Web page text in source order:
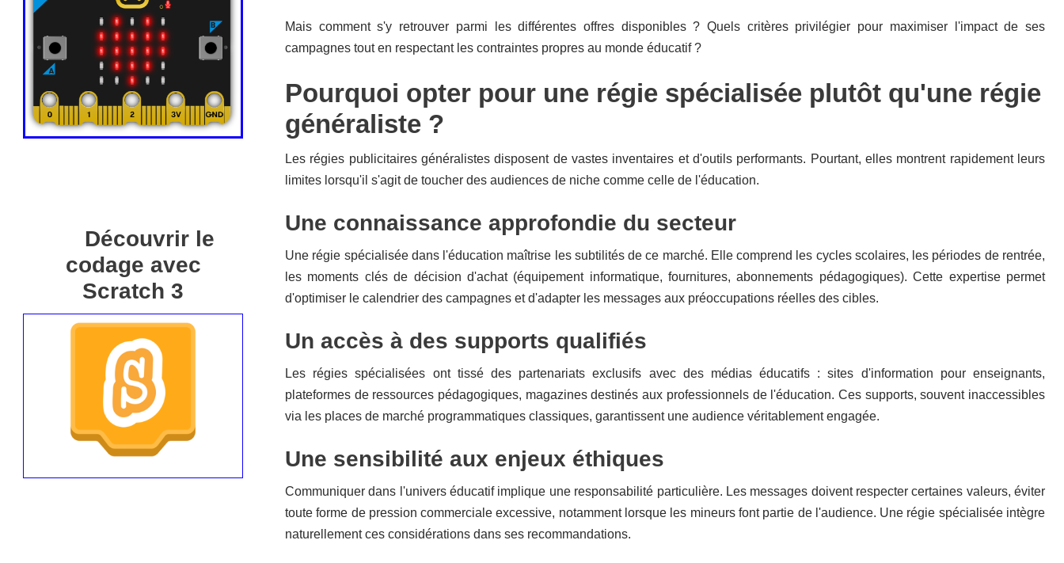
Découvrir le
codage avec
Scratch 3
Mais comment s'y retrouver parmi les différentes offres disponibles ? Quels critères privilégier pour maximiser l'impact de ses
campagnes tout en respectant les contraintes propres au monde éducatif ?
Pourquoi opter pour une régie spécialisée plutôt qu'une régie
généraliste ?
Les régies publicitaires généralistes disposent de vastes inventaires et d'outils performants. Pourtant, elles montrent rapidement leurs
limites lorsqu'il s'agit de toucher des audiences de niche comme celle de l'éducation.
Une connaissance approfondie du secteur
Une régie spécialisée dans l'éducation maîtrise les subtilités de ce marché. Elle comprend les cycles scolaires, les périodes de rentrée,
les moments clés de décision d'achat (équipement informatique, fournitures, abonnements pédagogiques). Cette expertise permet
d'optimiser le calendrier des campagnes et d'adapter les messages aux préoccupations réelles des cibles.
Un accès à des supports qualifiés
Les régies spécialisées ont tissé des partenariats exclusifs avec des médias éducatifs : sites d'information pour enseignants,
plateformes de ressources pédagogiques, magazines destinés aux professionnels de l'éducation. Ces supports, souvent inaccessibles
via les places de marché programmatiques classiques, garantissent une audience véritablement engagée.
Une sensibilité aux enjeux éthiques
Communiquer dans l'univers éducatif implique une responsabilité particulière. Les messages doivent respecter certaines valeurs, éviter
toute forme de pression commerciale excessive, notamment lorsque les mineurs font partie de l'audience. Une régie spécialisée intègre
naturellement ces considérations dans ses recommandations.